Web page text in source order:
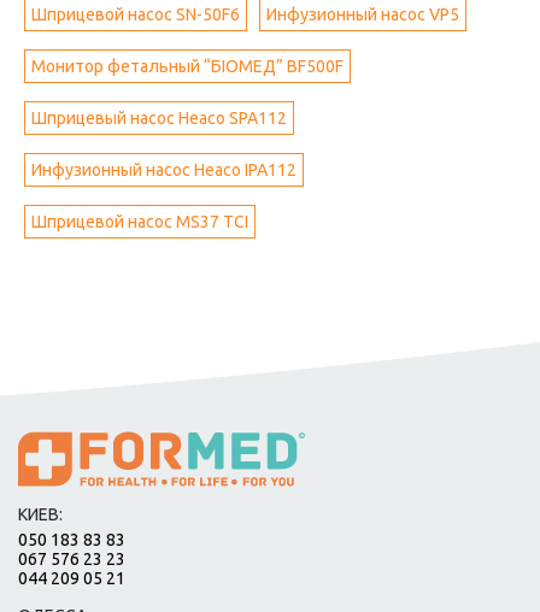
Шприцевой насос SN-50F6 Инфузионный насос VP5
Монитор фетальный “БІОМЕД” BF500F
Шприцевый насос Heaco SPA112
Инфузионный насос Heaco IPA112
Шприцевой насос MS37 TCI
КИЕВ:
050 183 83 83
067 576 23 23
044 209 05 21